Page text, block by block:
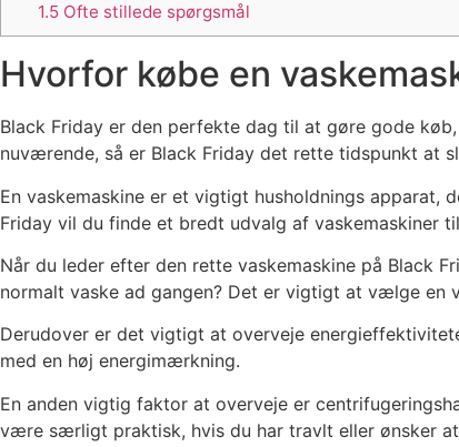
1.5Ofte stillede spørgsmål
Hvorfor købe en
Black Friday er den perfekte dag til at gøre gode
nuværende, så er Black Friday det rette tidspunkt at
En vaskemaskine er et vigtigt husholdnings
Friday vil du finde et bredt udvalg af vaskemaskiner
Når du leder efter den rette vaskemaskine på Black
normalt vaske ad gangen? Det er vigtigt at vælge en
Derudover er det vigtigt at overveje
med en høj energimærkning.
En anden vigtig faktor at overveje er
være særligt praktisk, hvis du har travlt eller ønsker